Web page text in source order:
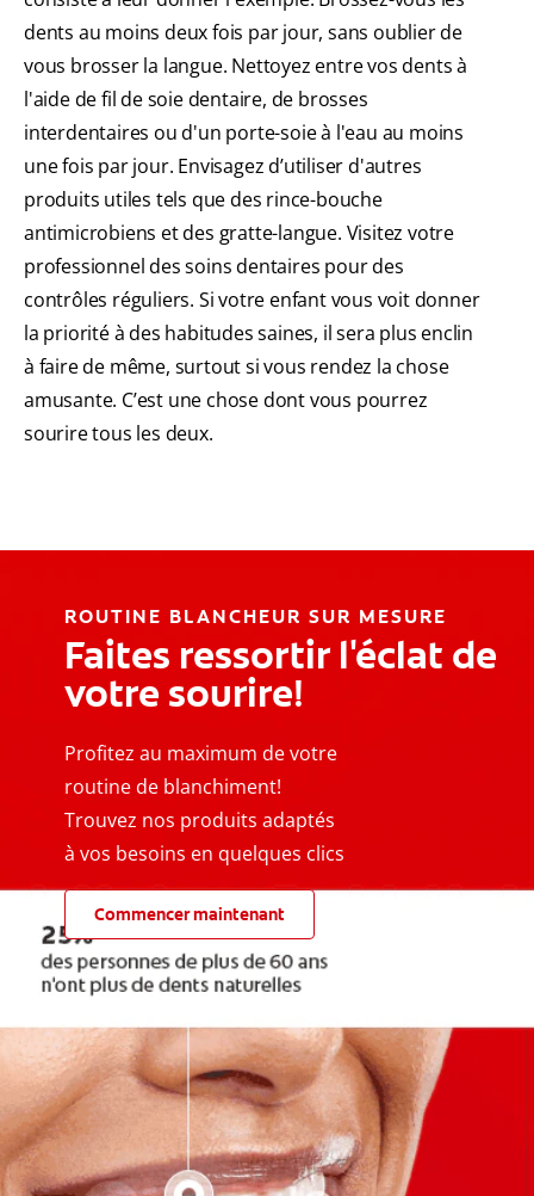
dents au moins deux fois par jour, sans oublier de
vous brosser la langue. Nettoyez entre vos dents à
l'aide de fil de soie dentaire, de brosses
interdentaires ou d'un porte-soie à l'eau au moins
une fois par jour. Envisagez d’utiliser d'autres
produits utiles tels que des rince-bouche
antimicrobiens et des gratte-langue. Visitez votre
professionnel des soins dentaires pour des
contrôles réguliers. Si votre enfant vous voit donner
la priorité à des habitudes saines, il sera plus enclin
à faire de même, surtout si vous rendez la chose
amusante. C’est une chose dont vous pourrez
sourire tous les deux.
ROUTINE BLANCHEUR SUR MESURE
Faites ressortir l'éclat de
votre sourire!
Profitez au maximum de votre
routine de blanchiment!
Trouvez nos produits adaptés
à vos besoins en quelques clics
Commencer maintenant